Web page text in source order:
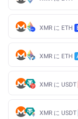
XMR に ETH
XMR に ETH
XMR に USDT
XMR に USDT